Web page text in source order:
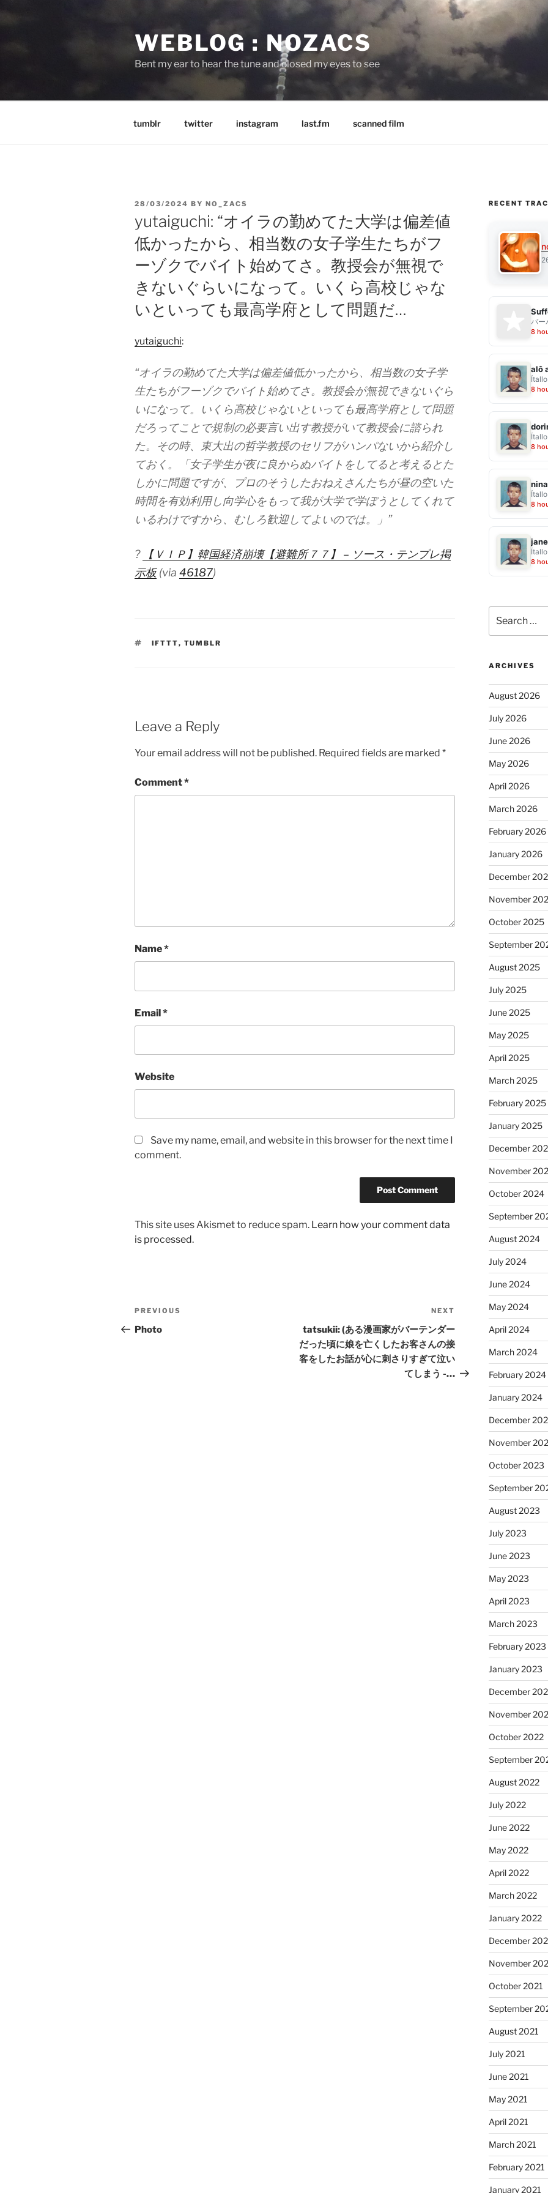
WEBLOG : NOZACS
Bent my ear to hear the tune and closed my eyes to see
tumblr twitter instagram last.fm scanned film
POSTED
28/03/2024 BY NO_ZACS
yutaiguchi: “オイラの勤めてた大学は偏差値
低かったから、相当数の女子学生たちがフ
ーゾクでバイト始めてさ。教授会が無視で
きないぐらいになって。いくら高校じゃな
いといっても最高学府として問題だ…
yutaiguchi:
“オイラの勤めてた大学は偏差値低かったから、相当数の女子学
生たちがフーゾクでバイト始めてさ。教授会が無視できないぐら
いになって。いくら高校じゃないといっても最高学府として問題
だろってことで規制の必要言い出す教授がいて教授会に諮られ
た。その時、東大出の哲学教授のセリフがハンパないから紹介し
ておく。「女子学生が夜に良からぬバイトをしてると考えるとた
しかに問題ですが、プロのそうしたおねえさんたちが昼の空いた
時間を有効利用し向学心をもって我が大学で学ぼうとしてくれて
いるわけですから、むしろ歓迎してよいのでは。」”
?
【ＶＩＰ】韓国経済崩壊【避難所７７】 – ソース・テンプレ掲
示板(via 46187)
TAGS
IFTTT, TUMBLR
Leave a Reply
Your email address will not be published. Required fields are marked *
Comment*
Name*
Email*
Website
Save my name, email, and website in this browser for the next time I
comment.
This site uses Akismet to reduce spam. Learn how your comment data
is processed.
Post
navigation
Previous
Post
PREVIOUS
Photo
Post
NEXT
tatsukii: (ある漫画家がバーテンダー
だった頃に娘を亡くしたお客さんの接
客をしたお話が心に刺さりすぎて泣い
てしまう -…
RECENT
バー
8
alô
Ítallo
8
Ítallo
8
Ítallo
8
8
for:
ARCHIVES
August 2026
July 2026
June 2026
May 2026
April 2026
March 2026
February 2026
January 2026
December
November
October 2025
September
August 2025
July 2025
June 2025
May 2025
April 2025
March 2025
February 2025
January 2025
December
November
October 2024
September
August 2024
July 2024
June 2024
May 2024
April 2024
March 2024
February 2024
January 2024
December
November
October 2023
September
August 2023
July 2023
June 2023
May 2023
April 2023
March 2023
February 2023
January 2023
December
November
October 2022
September
August 2022
July 2022
June 2022
May 2022
April 2022
March 2022
January 2022
December
November
October 2021
September
August 2021
July 2021
June 2021
May 2021
April 2021
March 2021
February 2021
January 2021